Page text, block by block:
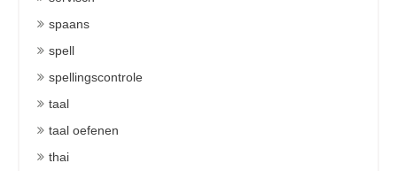
spaans
spell
spellingscontrole
taal
taal oefenen
thai